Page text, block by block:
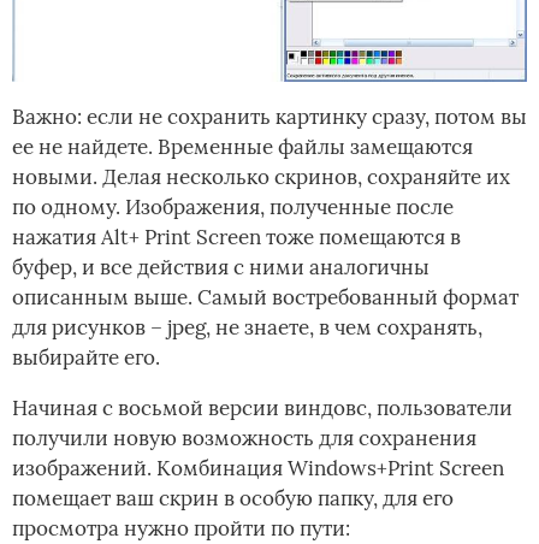
Важно: если не сохранить картинку сразу, потом вы
ее не найдете. Временные файлы замещаются
новыми. Делая несколько скринов, сохраняйте их
по одному. Изображения, полученные после
нажатия Alt+ Print Screen тоже помещаются в
буфер, и все действия с ними аналогичны
описанным выше. Самый востребованный формат
для рисунков – jpeg, не знаете, в чем сохранять,
выбирайте его.
Начиная с восьмой версии виндовс, пользователи
получили новую возможность для сохранения
изображений. Комбинация Windows+Print Screen
помещает ваш скрин в особую папку, для его
просмотра нужно пройти по пути: